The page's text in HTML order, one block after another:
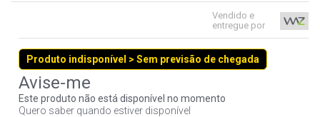
Vendido e
entregue por
Produto indisponível > Sem previsão de chegada
Este produto não está disponível no momento
Quero saber quando estiver disponível
8º
fractal
10º hd